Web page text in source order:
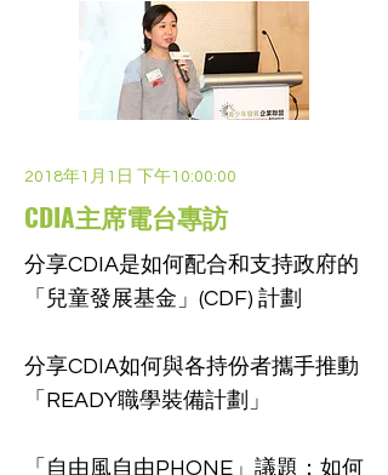
2018年1月1日 下午10:00:00
CDIA主席電台專訪
分享CDIA是如何配合和支持政府的
「兒童發展基金」(CDF) 計劃
分享CDIA如何與各持份者攜手推動
「READY職學裝備計劃」
「自由風自由PHONE」議題：如何